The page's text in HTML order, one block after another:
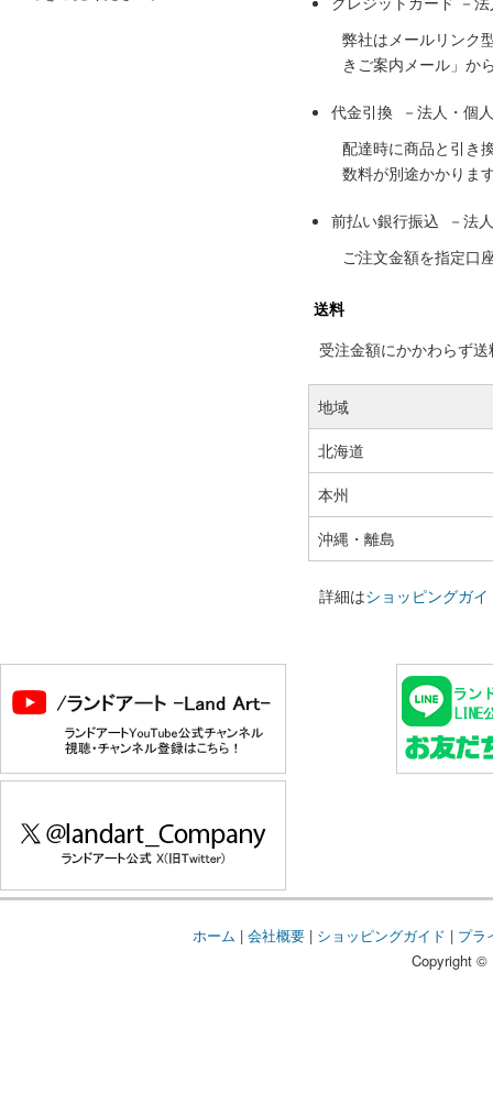
弊社はメールリンク
きご案内メール」か
代金引換 －法人・個
配達時に商品と引き
数料が別途かかりま
前払い銀行振込 －法
ご注文金額を指定口
送料
受注金額にかかわらず
地域
北海道
本州
沖縄・離島
詳細はショッピングガイ
ホーム | 会社概要| ショッピングガイド | プラ
Copyright ©